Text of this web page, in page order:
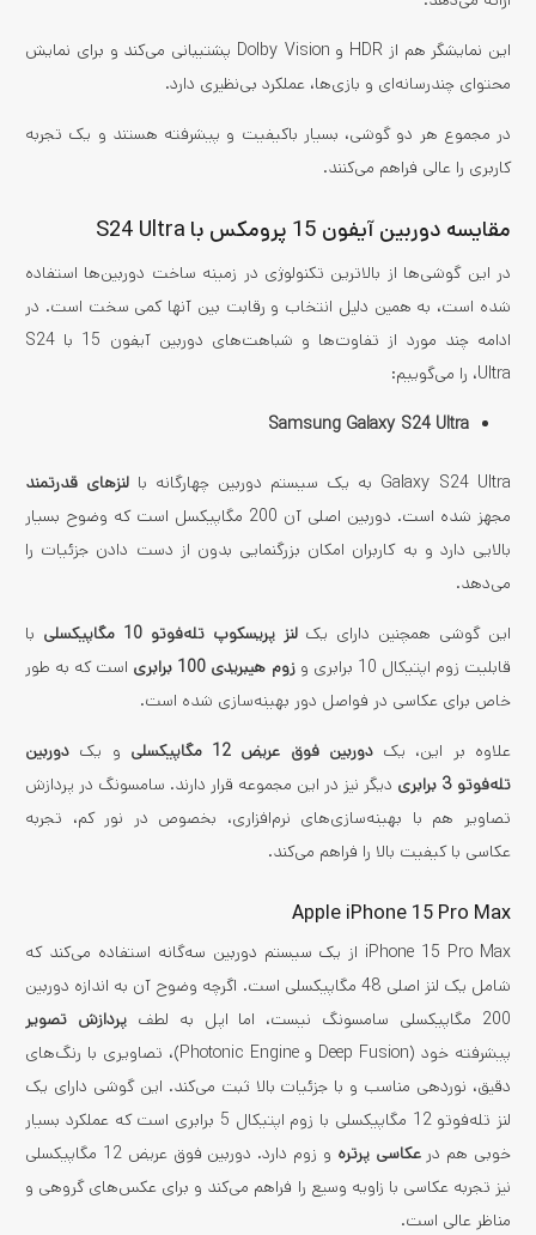
این نمایشگر هم از HDR و Dolby Vision پشتیبانی می‌کند و برای نمایش
محتوای چندرسانه‌ای و بازی‌ها، عملکرد بی‌نظیری دارد.
در مجموع هر دو گوشی، بسیار باکیفیت و پیشرفته هستند و یک تجربه
کاربری را عالی فراهم می‌کنند.
مقایسه دوربین آیفون 15 پرومکس با S24 Ultra
در این گوشی‌ها از بالاترین تکنولوژی در زمینه ساخت دوربین‌ها استفاده
شده است، به همین دلیل انتخاب و رقابت بین آنها کمی سخت است. در
ادامه چند مورد از تفاوت‌ها و شباهت‌های دوربین آیفون 15 با S24
Ultra، را می‌گوییم:
Samsung Galaxy S24 Ultra
Galaxy S24 Ultra به یک سیستم دوربین چهارگانه با
لنزهای قدرتمند
مجهز شده است. دوربین اصلی آن 200 مگاپیکسل است که وضوح بسیار
بالایی دارد و به کاربران امکان بزرگنمایی بدون از دست دادن جزئیات را
می‌دهد.
این گوشی همچنین دارای یکلنز پریسکوپ تله‌فوتو 10 مگاپیکسلی
با
قابلیت زوم اپتیکال 10 برابری و
زوم هیبریدی 100 برابری
است که به طور
خاص برای عکاسی در فواصل دور بهینه‌سازی شده است.
علاوه بر این، یکدوربین فوق عریض 12 مگاپیکسلی و یک دوربین
تله‌فوتو 3 برابری
دیگر نیز در این مجموعه قرار دارند. سامسونگ در پردازش
تصاویر هم با بهینه‌سازی‌های نرم‌افزاری، بخصوص در نور کم، تجربه
عکاسی با کیفیت بالا را فراهم می‌کند.
Apple iPhone 15 Pro Max
iPhone 15 Pro Max از یک سیستم دوربین سه‌گانه استفاده می‌کند که
شامل یک لنز اصلی 48 مگاپیکسلی است. اگرچه وضوح آن به اندازه دوربین
200 مگاپیکسلی سامسونگ نیست، اما اپل به لطف
پردازش تصویر
پیشرفته خود (Deep Fusion و Photonic Engine)، تصاویری با رنگ‌های
دقیق، نوردهی مناسب و با جزئیات بالا ثبت می‌کند. این گوشی دارای یک
لنز تله‌فوتو 12 مگاپیکسلی با زوم اپتیکال 5 برابری است که عملکرد بسیار
خوبی هم درعکاسی پرتره
و زوم دارد. دوربین فوق عریض 12 مگاپیکسلی
نیز تجربه عکاسی با زاویه وسیع را فراهم می‌کند و برای عکس‌های گروهی و
مناظر عالی است.